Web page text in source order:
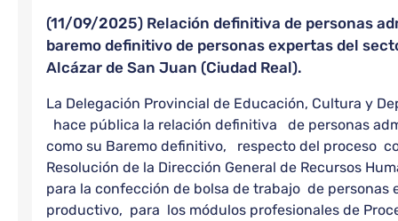
(11/09/2025) Relación definitiva de personas
baremo definitivo de personas expertas del
Alcázar de San Juan (Ciudad Real).
La Delegación Provincial de Educación, Cultura y
hace pública la relación definitiva de personas
como su Baremo definitivo, respecto del proceso
Resolución de la Dirección General de Recursos
para la confección de bolsa de trabajo de personas
productivo, para los módulos profesionales de